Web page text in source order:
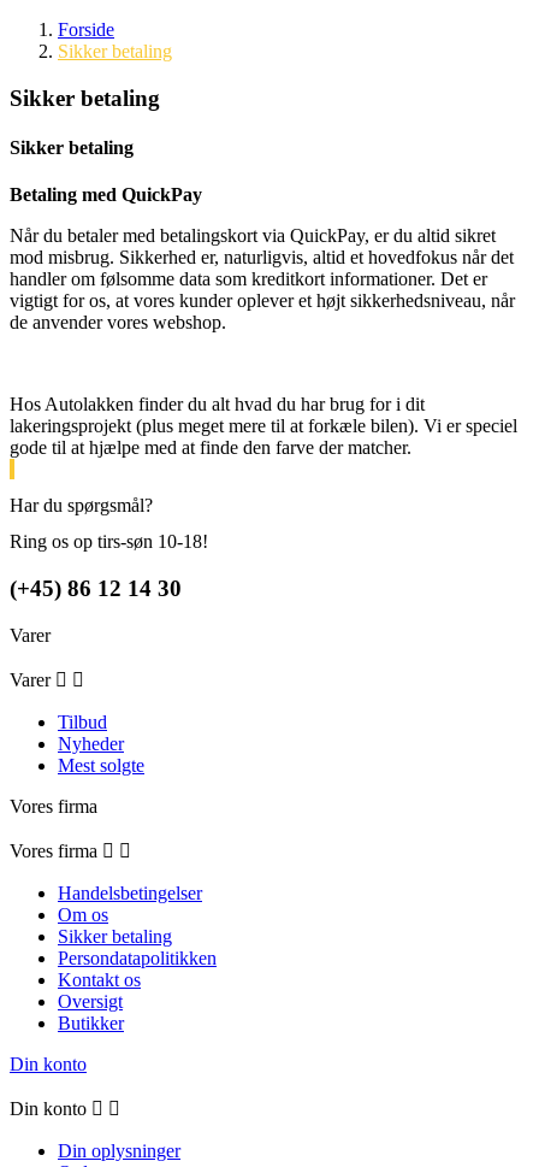
Forside
Sikker betaling
Sikker betaling
Sikker betaling
Betaling med QuickPay
Når du betaler med betalingskort via QuickPay, er du altid sikret
mod misbrug. Sikkerhed er, naturligvis, altid et hovedfokus når det
handler om følsomme data som kreditkort informationer. Det er
vigtigt for os, at vores kunder oplever et højt sikkerhedsniveau, når
de anvender vores webshop.
Hos Autolakken finder du alt hvad du har brug for i dit
lakeringsprojekt (plus meget mere til at forkæle bilen). Vi er speciel
gode til at hjælpe med at finde den farve der matcher.
Har du spørgsmål?
Ring os op tirs-søn 10-18!
(+45) 86 12 14 30
Varer
Varer  
Tilbud
Nyheder
Mest solgte
Vores firma
Vores firma  
Handelsbetingelser
Om os
Sikker betaling
Persondatapolitikken
Kontakt os
Oversigt
Butikker
Din konto
Din konto  
Din oplysninger